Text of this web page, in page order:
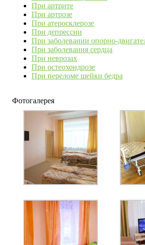
При артрите
При артрозе
При атеросклерозе
При депрессии
При заболевании опорно-
При заболевания сердца
При неврозах
При остеохондрозе
При переломе шейки бедра
Фотогалерея